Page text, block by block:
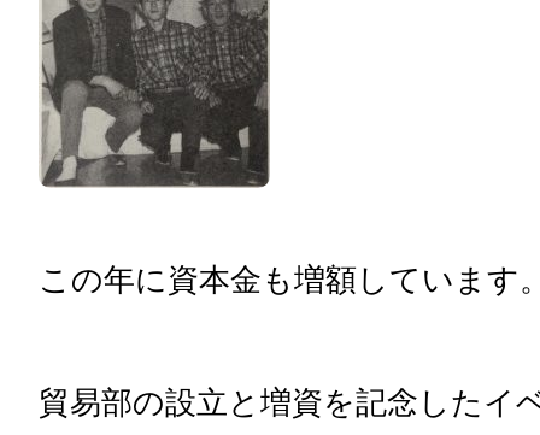
この年に資本金も増額しています
貿易部の設立と増資を記念したイ